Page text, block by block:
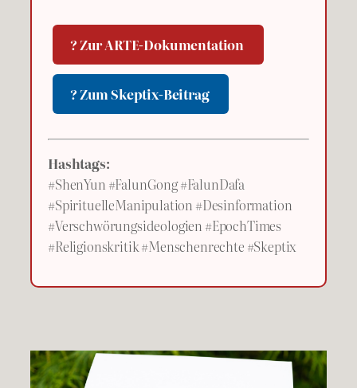
? Zur ARTE-Dokumentation
? Zum Skeptix-Beitrag
Hashtags:
#ShenYun #FalunGong #FalunDafa
#SpirituelleManipulation #Desinformation
#Verschwörungsideologien #EpochTimes
#Religionskritik #Menschenrechte #Skeptix